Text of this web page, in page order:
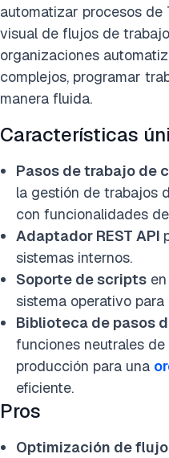
automatizar procesos de
visual de flujos de
organizaciones
complejos, programar
manera fluida.
Características
Pasos de trabajo de
la gestión de trabajos
con funcionalidades
Adaptador REST API
sistemas internos.
Soporte de scripts
sistema operativo
Biblioteca de pasos
funciones neutrales
producción para una
eficiente.
Pros
Optimización de